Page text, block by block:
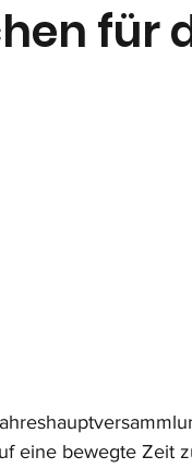
für
eine bewegte Zeit